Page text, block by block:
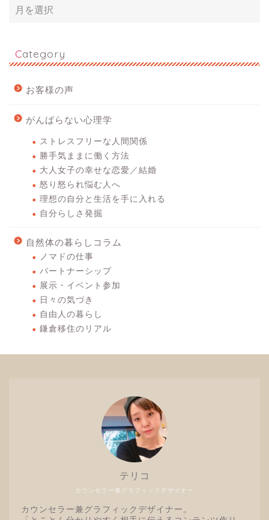
Category
お客様の声
がんばらない心理学
ストレスフリーな人間関係
勝手気ままに働く方法
大人女子の幸せな恋愛／結婚
怒り怒られ悩む人へ
理想の自分と生活を手に入れる
自分らしさ発掘
自然体の暮らしコラム
ノマドの仕事
パートナーシップ
展示・イベント参加
日々の気づき
自由人の暮らし
鎌倉移住のリアル
カウンセラー兼グラフィックデザイナー
テリコ
カウンセラー兼グラフィックデザイナー。